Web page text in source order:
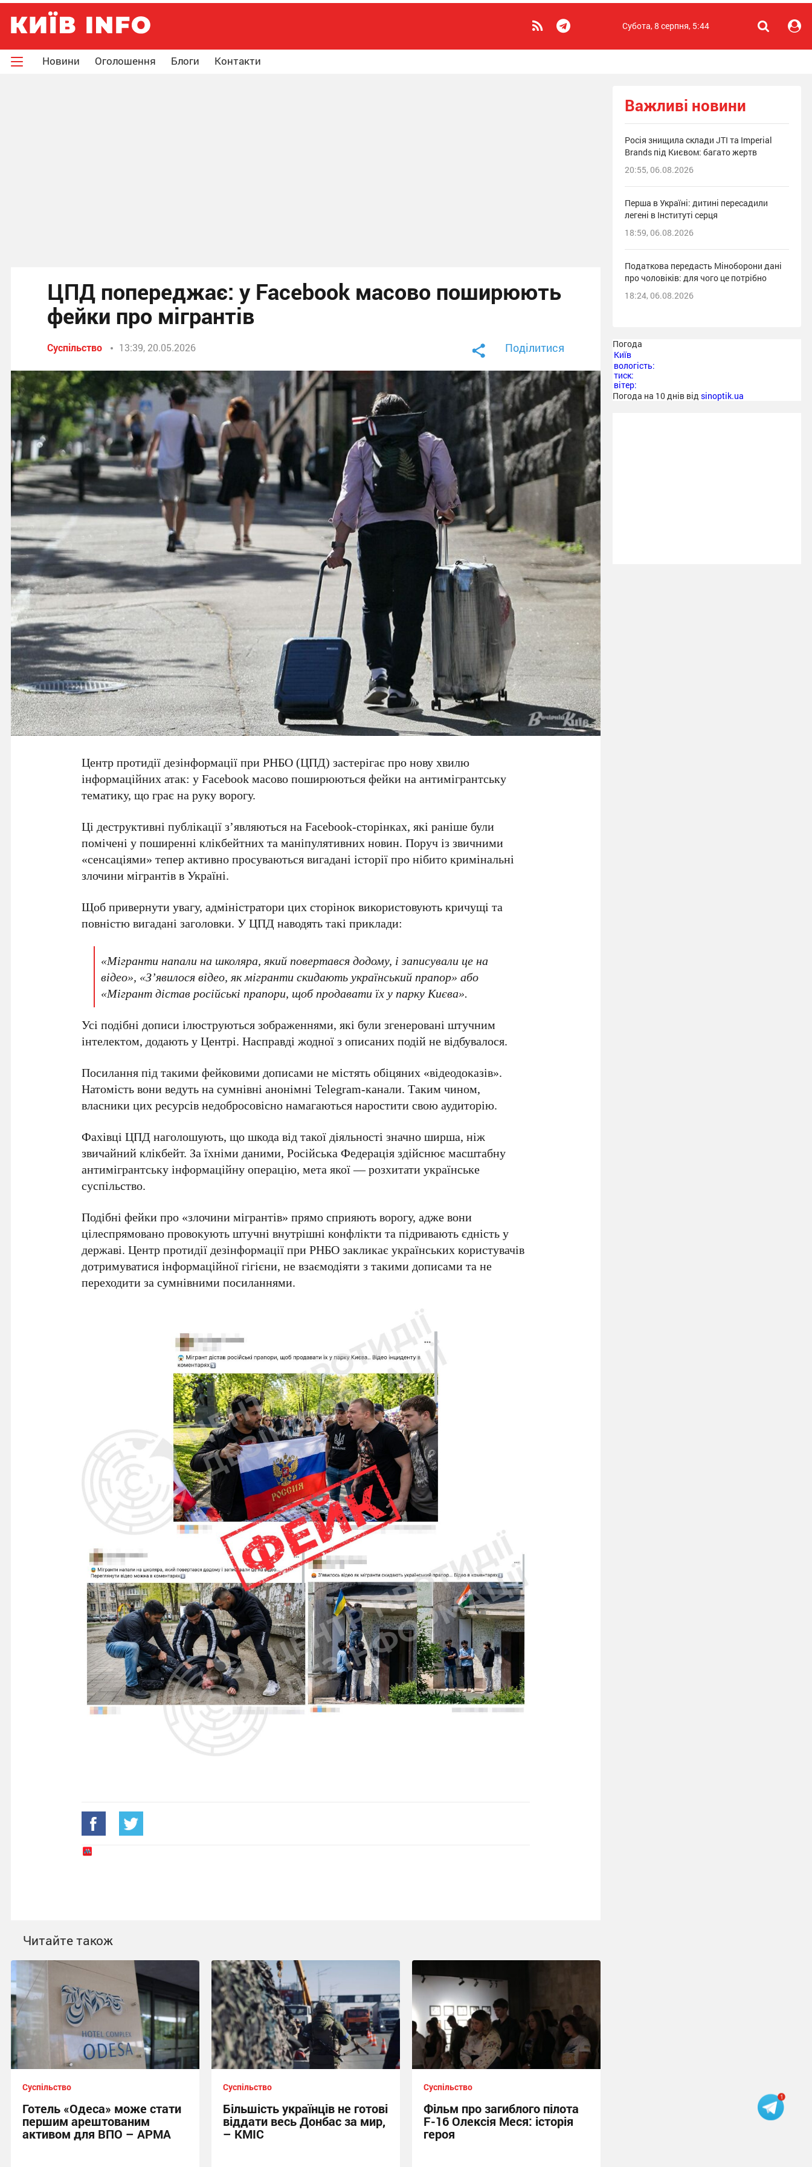
Субота, 8 серпня, 5:44
Новини Оголошення Блоги Контакти
ЦПД попереджає: у Facebook масово поширюють
фейки про мігрантів
Суспільство 13:39, 20.05.2026 Поділитися
Центр протидії дезінформації при РНБО (ЦПД) застерігає про нову хвилю
інформаційних атак: уFacebookмасово поширюються фейки на антимігрантську
тематику, що грає на руку ворогу.
Ці деструктивні публікації з’являються наFacebook-сторінках, які раніше були
помічені у поширенні клікбейтних та маніпулятивних новин. Поруч із звичними
«сенсаціями» тепер активно просуваються вигадані історії про нібито кримінальні
злочини мігрантів в Україні.
Щоб привернути увагу, адміністратори цих сторінок використовують кричущі та
повністю вигадані заголовки. У ЦПД наводять такі приклади:
«Мігранти напали на школяра, який повертався додому, і записували це на
відео», «Зʼявилося відео, як мігранти скидають український прапор» або
«Мігрант дістав російські прапори, щоб продавати їх у парку Києва».
Усі подібні дописи ілюструються зображеннями, які булизгенеровані штучним
інтелектом, додають у Центрі. Насправдіжодної з описаних подій не відбувалося.
Посилання під такими фейковими дописами не містять обіцяних «відеодоказів».
Натомість вони ведуть на сумнівні анонімніTelegram-канали. Таким чином,
власники цих ресурсів недобросовісно намагаються наростити свою аудиторію.
Фахівці ЦПД наголошують, що шкода від такої діяльності значно ширша, ніж
звичайний клікбейт. За їхніми даними,Російська Федераціяздійснює масштабну
антимігрантську інформаційну операцію, мета якої — розхитати українське
суспільство.
Подібні фейки про «злочини мігрантів» прямо сприяють ворогу, адже вони
цілеспрямовано провокують штучні внутрішні конфлікти та підривають єдність у
державі. Центр протидії дезінформації при РНБО закликає українських користувачів
дотримуватися інформаційної гігієни, не взаємодіяти з такими дописами та не
переходити за сумнівними посиланнями.
Читайте також
Суспільство
Готель «Одеса» може стати
першим арештованим
активом для ВПО – АРМА
Суспільство
Більшість українців не готові
віддати весь Донбас за мир,
– КМІС
Суспільство
Фільм про загиблого пілота
F-16 Олексія Меся: історія
героя
Важливі новини
Росія знищила склади JTI та Imperial
Brands під Києвом: багато жертв
20:55, 06.08.2026
Перша в Україні: дитині пересадили
легені в Інституті серця
18:59, 06.08.2026
Податкова передасть Міноборони дані
про чоловіків: для чого це потрібно
18:24, 06.08.2026
Погода
Київ
вологість:
тиск:
вітер:
Погода на 10 днів від sinoptik.ua